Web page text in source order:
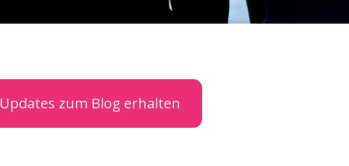
Updates zum Blog erhalten